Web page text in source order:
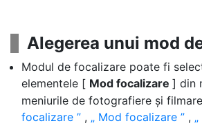
Alegerea unui mod
Modul de focalizare poate fi
elementele [ Mod focalizare ] din
meniurile de fotografiere și
focalizare
, Mod focalizare ,